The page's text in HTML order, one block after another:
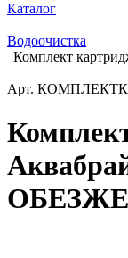
Каталог
Водоочистка
Комплект
Арт.